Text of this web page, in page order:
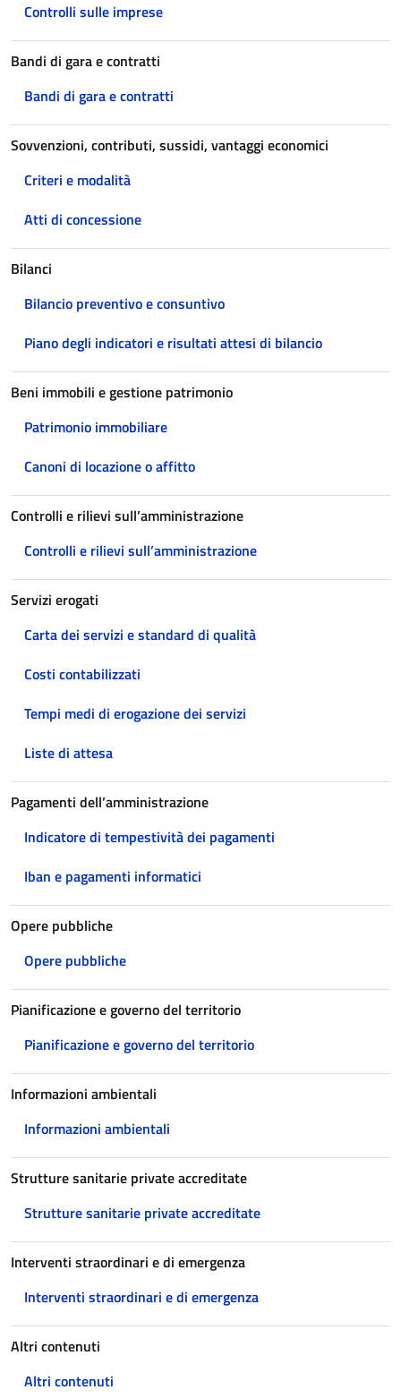
Controlli sulle imprese
Bandi di gara e contratti
Bandi di gara e contratti
Sovvenzioni, contributi, sussidi, vantaggi economici
Criteri e modalità
Atti di concessione
Bilanci
Bilancio preventivo e consuntivo
Piano degli indicatori e risultati attesi di bilancio
Beni immobili e gestione patrimonio
Patrimonio immobiliare
Canoni di locazione o affitto
Controlli e rilievi sull’amministrazione
Controlli e rilievi sull’amministrazione
Servizi erogati
Carta dei servizi e standard di qualità
Costi contabilizzati
Tempi medi di erogazione dei servizi
Liste di attesa
Pagamenti dell’amministrazione
Indicatore di tempestività dei pagamenti
Iban e pagamenti informatici
Opere pubbliche
Opere pubbliche
Pianificazione e governo del territorio
Pianificazione e governo del territorio
Informazioni ambientali
Informazioni ambientali
Strutture sanitarie private accreditate
Strutture sanitarie private accreditate
Interventi straordinari e di emergenza
Interventi straordinari e di emergenza
Altri contenuti
Altri contenuti